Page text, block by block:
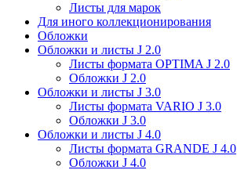
Листы для марок
Для иного коллекционирования
Обложки
Обложки и листы J 2.0
Листы формата OPTIMA J 2.0
Обложки J 2.0
Обложки и листы J 3.0
Листы формата VARIO J 3.0
Обложки J 3.0
Обложки и листы J 4.0
Листы формата GRANDE J 4.0
Обложки J 4.0